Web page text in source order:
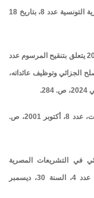
بالصلح الجزائي وتوظيف عائداته، الرائد الرسمي للجمهورية التونسية عدد 8، بتاريخ 18
(14) القانون عدد 3 لسنة 2024 مؤرخ في 18 جانفي 2024 يتعلق بتنقيح المرسوم عدد
20 مارس 2022 المتعلق بالصلح الجزائي وتوظيف عائداته،
(15) بوبكر شقير، الصلح في التشريع التونسي، م.ق.ت، عدد 8، أكتوبر 2001، ص.
في التشريعات المصرية
والتشريعات الاقتصادية، مجلة الحقوق، جامعة الكويت، عدد 4، السنة 30، ديسمبر